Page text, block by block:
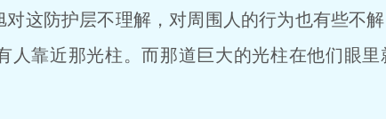
这防护层不理解，对周围人的行为也有些不
人靠近那光柱。而那道巨大的光柱在他们眼